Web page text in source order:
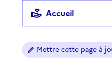
Accueil
Mettre cette page à